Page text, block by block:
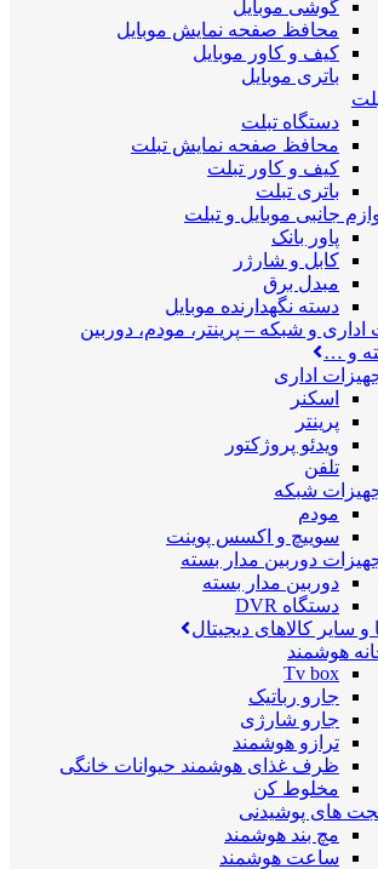
گوشی موبایل
محافظ صفحه نمایش موبایل
کیف و کاور موبایل
باتری موبایل
دستگاه تبلت
محافظ صفحه نمایش تبلت
کیف و کاور تبلت
باتری تبلت
جانبی موبایل و تبلت
پاور بانک
کابل و شارژر
مبدل برق
دسته نگهدارنده موبایل
اداری و شبکه – پرینتر، مودم، دوربین
و …
اداری
اسکنر
پرینتر
ویدئو پروژکتور
تلفن
شبکه
مودم
سوییچ و اکسس پوینت
دوربین مدار بسته
دوربین مدار بسته
دستگاه DVR
سایر کالاهای دیجیتال
هوشمند
Tv box
جارو رباتیک
جارو شارژی
ترازو هوشمند
ظرف غذای هوشمند حیوانات خانگی
مخلوط کن
های پوشیدنی
مچ بند هوشمند
ساعت هوشمند